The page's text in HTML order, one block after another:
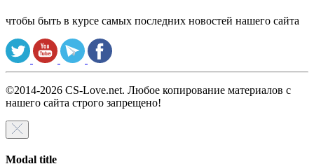
чтобы быть в курсе самых последних новостей нашего сайта
©2014-2026 CS-Love.net. Любое копирование материалов с
нашего сайта строго запрещено!
Modal title